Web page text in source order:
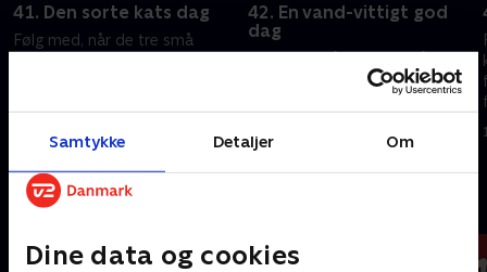
Samtykke Detaljer Om
Dine data og cookies
41. Den sorte kats dag
Følg med, når de tre små
42. En vand-vittigt god
dag
kattekillinger lærer at vise
følelser og finde løsninger på
1. maj 2023 • 5 min
Andre så også